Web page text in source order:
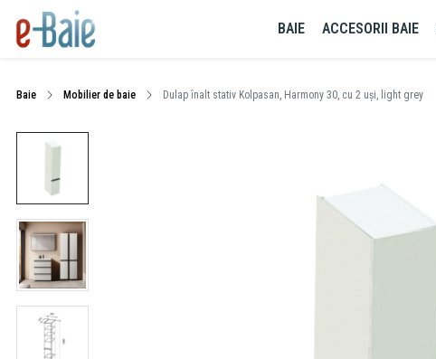
BAIE ACCESORII BAIE
Baie Mobilier de baie Dulap înalt stativ Kolpasan, Harmony 30, cu 2 uși, light grey